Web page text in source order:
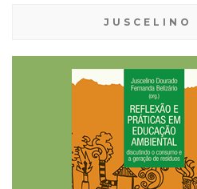
JUSCELINO